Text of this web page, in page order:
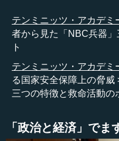
注目するのかという最大
にあるといわれています
には1キロ四方の住民を殺
れています。一般兵器、
と約2,000ドル。核兵器で
兵器では約600ドル。そ
ると記載されているわけ
こうしたことから、生物
金力の乏しいテロ組織が
テンミニッツ・アカデミ
者から見た「NBC兵器
ト
テンミニッツ・アカデミ
る国家安全保障上の脅威
三つの特徴と救命活動の
「政治と経済」で